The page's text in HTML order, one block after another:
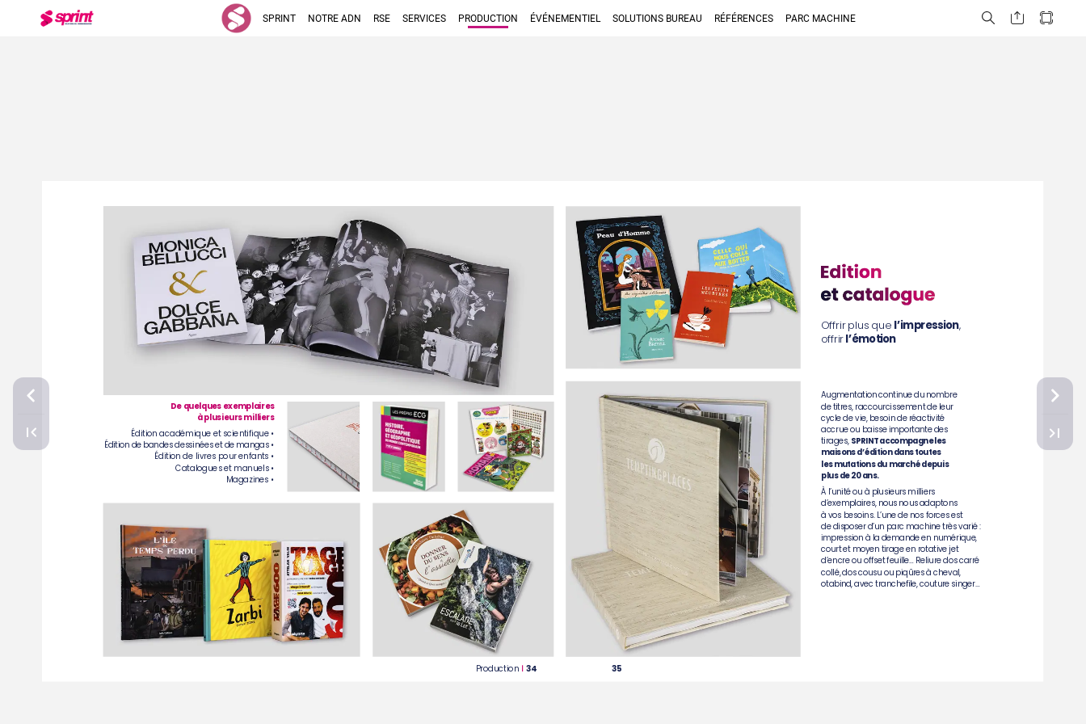
SPRINT NOTRE ADN RSE SERVICES PRODUCTION ÉVÉNEMENTIEL SOLUTIONS BUREAU RÉFÉRENCES PARC MACHINE
35
34
Production
De quelques exemplaires
à plusieursmilliers
Édition académique et scientifique •
Édition de bandesdessinéesetde mangas •
Édition de livres pourenfants •
Catalogueset manuels •
Magazines •
Offrir plus que l’impression,
offrirl’émotion
Augmentationcontinuedu nombre
detitres, raccourcissementde leur
cycledevie, besoinde réactivité
accrueou baisseimportantedes
tirages, SPRINTaccompagneles
maisonsd’édition danstoutes
les mutations du marchédepuis
plus de20 ans.
À l’unitéou à plusieurs milliers
d’exemplaires, nous nousadaptons
à vos besoins. L’unede nos forcesest
dedisposerd’un parc machinetrèsvarié:
impression à la demandeen numérique,
courtet moyen tirageen rotativejet
d’encreou offsetfeuille… Reliuredoscarré
collé,doscousu ou piqûresà cheval,
otabind,avec tranchefile,couture singer…